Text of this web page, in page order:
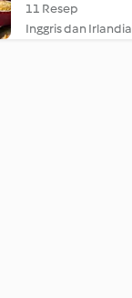
11 Resep
Inggris dan Irlandia